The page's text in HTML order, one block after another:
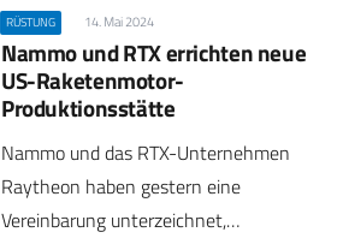
RÜSTUNG 14. Mai 2024
Nammo und RTX errichten neue
US-Raketenmotor-
Produktionsstätte
Nammo und das RTX-Unternehmen
Raytheon haben gestern eine
Vereinbarung unterzeichnet,…